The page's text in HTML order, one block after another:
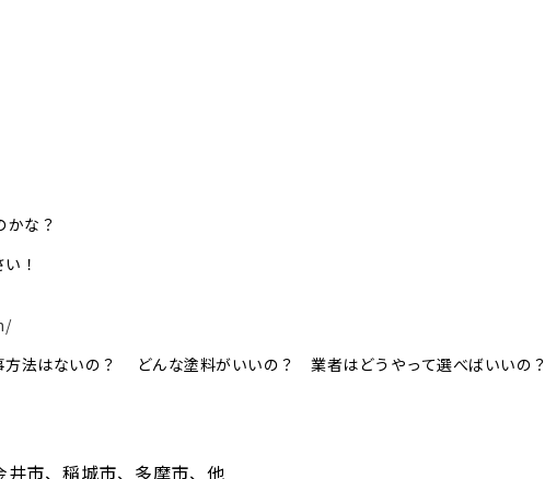
かな？
！
法はないの？ どんな塗料がいいの？ 業者はどうやって選べばいいの？
市、稲城市、多摩市、他